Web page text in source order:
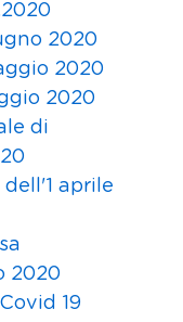
2020
2020
2020
di
aprile
2020
19